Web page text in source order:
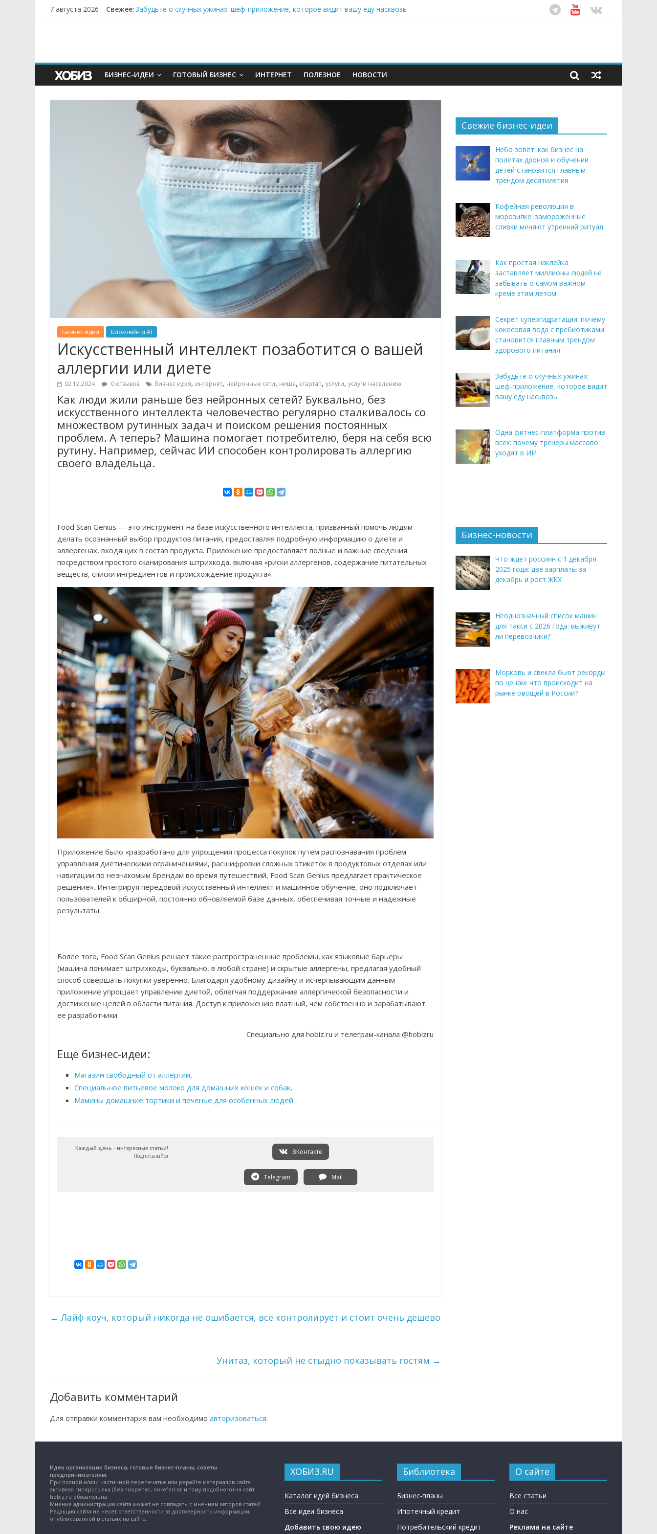
7 августа 2026 Свежее:Забудьте о скучных ужинах: шеф-приложение, которое видит вашу еду насквозь
БИЗНЕС-ИДЕИ ГОТОВЫЙ БИЗНЕС ИНТЕРНЕТ ПОЛЕЗНОЕ НОВОСТИ
Бизнес идеи Блокчейн и AI
Искусственный интеллект позаботится о вашей
аллергии или диете
02.12.2024 0 отзывов бизнес идея, интернет, нейронные сети, ниша, стартап, услуги, услуги населению
Как люди жили раньше без нейронных сетей? Буквально, без
искусственного интеллекта человечество регулярно сталкивалось со
множеством рутинных задач и поиском решения постоянных
проблем. А теперь? Машина помогает потребителю, беря на себя всю
рутину. Например, сейчас ИИ способен контролировать аллергию
своего владельца.
Food Scan Genius — это инструмент на базе искусственного интеллекта, призванный помочь людям
делать осознанный выбор продуктов питания, предоставляя подробную информацию о диете и
аллергенах, входящих в состав продукта. Приложение предоставляет полные и важные сведения
посредством простого сканирования штрихкода, включая «риски аллергенов, содержание питательных
веществ, списки ингредиентов и происхождение продукта».
Приложение было «разработано для упрощения процесса покупок путем распознавания проблем
управления диетическими ограничениями, расшифровки сложных этикеток в продуктовых отделах или
навигации по незнакомым брендам во время путешествий, Food Scan Genius предлагает практическое
решение». Интегрируя передовой искусственный интеллект и машинное обучение, оно подключает
пользователей к обширной, постоянно обновляемой базе данных, обеспечивая точные и надежные
результаты.
Более того, Food Scan Genius решает такие распространенные проблемы, как языковые барьеры
(машина понимает штрихкоды, буквально, в любой стране) и скрытые аллергены, предлагая удобный
способ совершать покупки уверенно. Благодаря удобному дизайну и исчерпывающим данным
приложение упрощает управление диетой, облегчая поддержание аллергической безопасности и
достижение целей в области питания. Доступ к приложению платный, чем собственно и зарабатывают
ее разработчики.
Специально для hobiz.ru и телеграм-канала @hobizru
Еще бизнес-идеи:
Магазин свободный от аллергии,
Специальное питьевое молоко для домашних кошек и собак,
Мамины домашние тортики и печенье для особенных людей.
Каждый день - интересные статьи!
Подписывайся
ВКонтакте
Telegram Mail
← Лайф-коуч, который никогда не ошибается, все контролирует и стоит очень дешево
Унитаз, который не стыдно показывать гостям →
Добавить комментарий
Для отправки комментария вам необходимо авторизоваться.
Свежие бизнес-идеи
Небо зовёт: как бизнес на
полётах дронов и обучении
детей становится главным
трендом десятилетия
Кофейная революция в
морозилке: замороженные
сливки меняют утренний ритуал
Как простая наклейка
заставляет миллионы людей не
забывать о самом важном
креме этим летом
Секрет супергидратации: почему
кокосовая вода с пребиотиками
становится главным трендом
здорового питания
Забудьте о скучных ужинах:
шеф-приложение, которое видит
вашу еду насквозь
Одна фитнес-платформа против
всех: почему тренеры массово
уходят в ИИ
Бизнес-новости
Что ждет россиян с 1 декабря
2025 года: две зарплаты за
декабрь и рост ЖКХ
Неоднозначный список машин
для такси с 2026 года: выживут
ли перевозчики?
Морковь и свекла бьют рекорды
по ценам: что происходит на
рынке овощей в России?
Идеи организации бизнеса, готовые бизнес-планы, советы
предпринимателям.
При полной и/или частичной перепечатке или рерайте материалов сайта
активная гиперссылка (без noopener, noreferrer и тому подобного) на сайт
hobiz.ru обязательна.
Мнение администрации сайта может не совпадать с мнением авторов статей.
Редакция сайта не несет ответственности за достоверность информации,
опубликованной в статьях на сайте.
ХОБИЗ.RU
Каталог идей бизнеса
Все идеи бизнеса
Добавить свою идею
Библиотека
Бизнес-планы
Ипотечный кредит
Потребительский кредит
О сайте
Все статьи
О нас
Реклама на сайте